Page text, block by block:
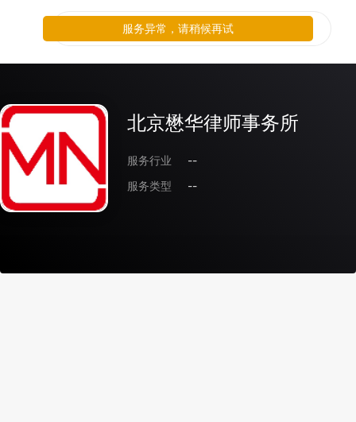
北京懋华律师事务所
服务行业
--
服务类型
--
服务异常，请稍候再试